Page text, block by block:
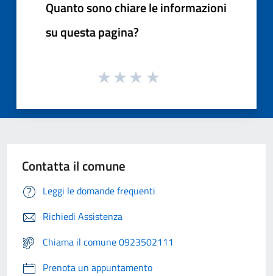
Quanto sono chiare le informazioni
su questa pagina?
Contatta il comune
Leggi le domande frequenti
Richiedi Assistenza
Chiama il comune 0923502111
Prenota un appuntamento